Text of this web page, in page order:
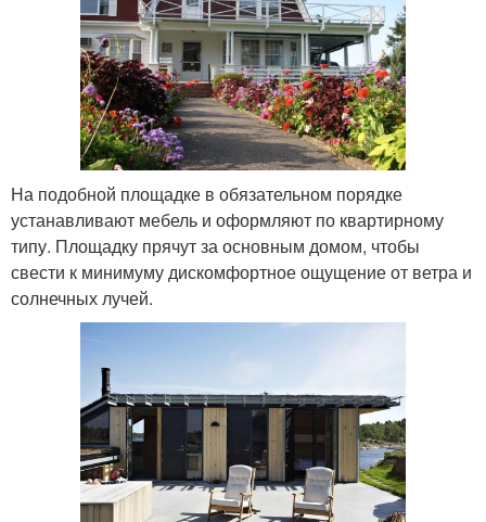
На подобной площадке в обязательном порядке
устанавливают мебель и оформляют по квартирному
типу. Площадку прячут за основным домом, чтобы
свести к минимуму дискомфортное ощущение от ветра и
солнечных лучей.